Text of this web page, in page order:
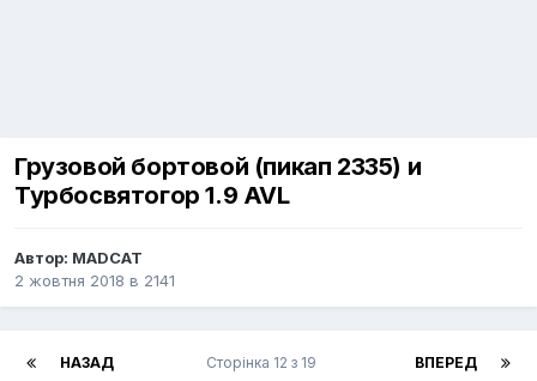
Грузовой бортовой (пикап 2335) и
Турбосвятогор 1.9 AVL
Автор: MADCAT
2 жовтня 2018 в 2141
НАЗАД ВПЕРЕД
Сторінка 12 з 19